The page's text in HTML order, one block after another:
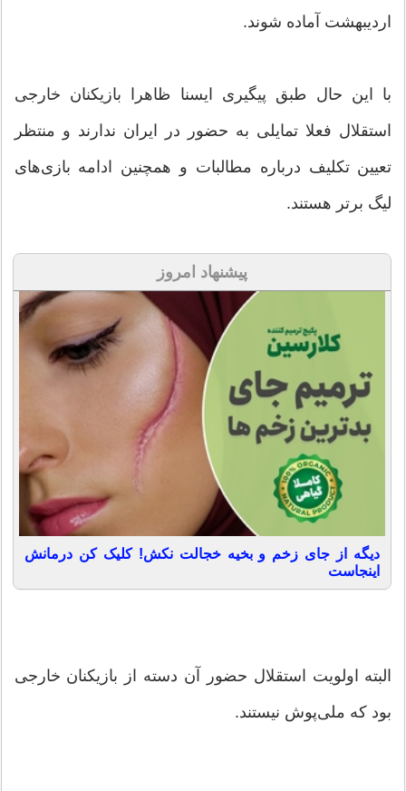
اردیبهشت آماده شوند.
با این حال طبق پیگیری ایسنا ظاهرا بازیکنان خارجی
استقلال فعلا تمایلی به حضور در ایران ندارند و منتظر
تعیین تکلیف درباره مطالبات و همچنین ادامه بازی‌های
لیگ برتر هستند.
پیشنهاد امروز
دیگه از جای زخم و بخیه خجالت نکش! کلیک کن درمانش
اینجاست
البته اولویت استقلال حضور آن دسته از بازیکنان خارجی
بود که ملی‌پوش نیستند.